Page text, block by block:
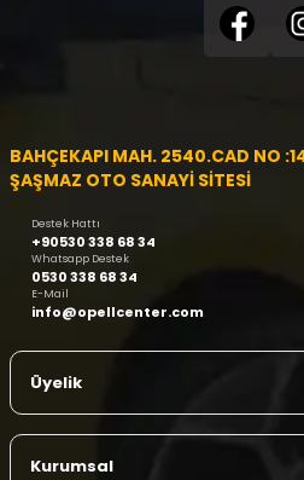
BAHÇEKAPI MAH. 2540.CAD NO
ŞAŞMAZ OTO SANAYİ SİTESİ
Destek Hattı
+90530 338 68 34
Whatsapp Destek
0530 338 68 34
E-Mail
info@opellcenter.com
Üyelik
Kurumsal